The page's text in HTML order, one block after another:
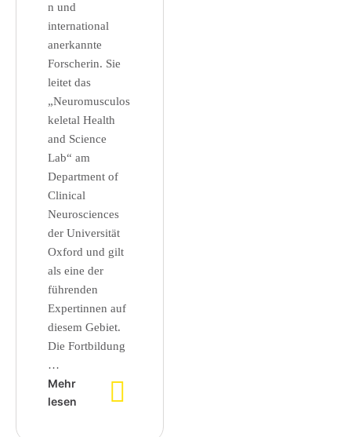
n und
international
anerkannte
Forscherin. Sie
leitet das
„Neuromusculos
keletal Health
and Science
Lab“ am
Department of
Clinical
Neurosciences
der Universität
Oxford und gilt
als eine der
führenden
Expertinnen auf
diesem Gebiet.
Die Fortbildung
…
Mehr
lesen